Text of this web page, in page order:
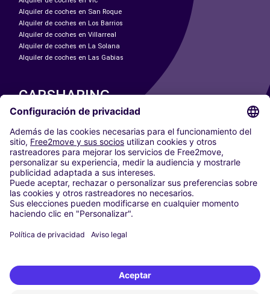
Alquiler de coches en San Roque
Alquiler de coches en Los Barrios
Alquiler de coches en Villarreal
Alquiler de coches en La Solana
Alquiler de coches en Las Gabias
CARSHARING
NUESTRAS CIUDADES
Paris
Madrid
Washington DC
Milán
Roma
Turín
Viena
Berlín
Düsseldorf